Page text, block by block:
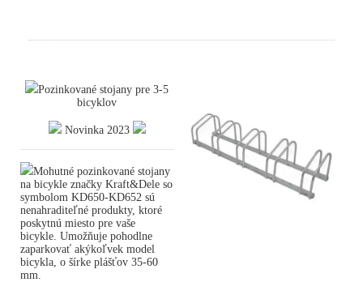
Pozinkované stojany pre 3-5
bicyklov
Novinka 2023
Mohutné pozinkované stojany
na bicykle značky Kraft&Dele so
symbolom KD650-KD652 sú
nenahraditeľné produkty, ktoré
poskytnú miesto pre vaše
bicykle. Umožňuje pohodlne
zaparkovať akýkoľvek model
bicykla, o šírke plášťov 35-60
mm.